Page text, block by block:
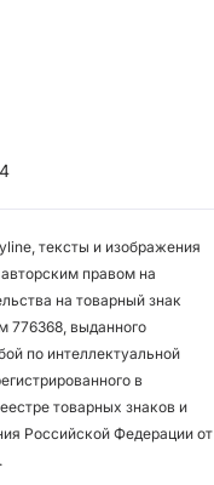
тексты и изображения
правом на
на товарный знак
776368, выданного
по интеллектуальной
в
товарных знаков и
Российской Федерации от